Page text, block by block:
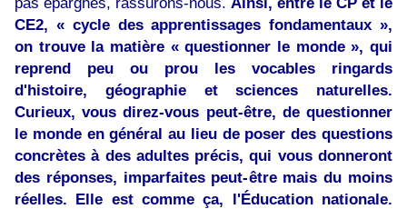
CE2, « cycle des apprentissages fondamentaux »,
on trouve la matière « questionner le monde », qui
reprend peu ou prou les vocables ringards
d'histoire, géographie et sciences naturelles.
Curieux, vous direz-vous peut-être, de questionner
le monde en général au lieu de poser des questions
concrètes à des adultes précis, qui vous donneront
des réponses, imparfaites peut-être mais du moins
réelles. Elle est comme ça, l'Éducation nationale.